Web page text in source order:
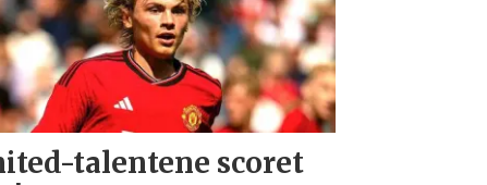
talentene scoret